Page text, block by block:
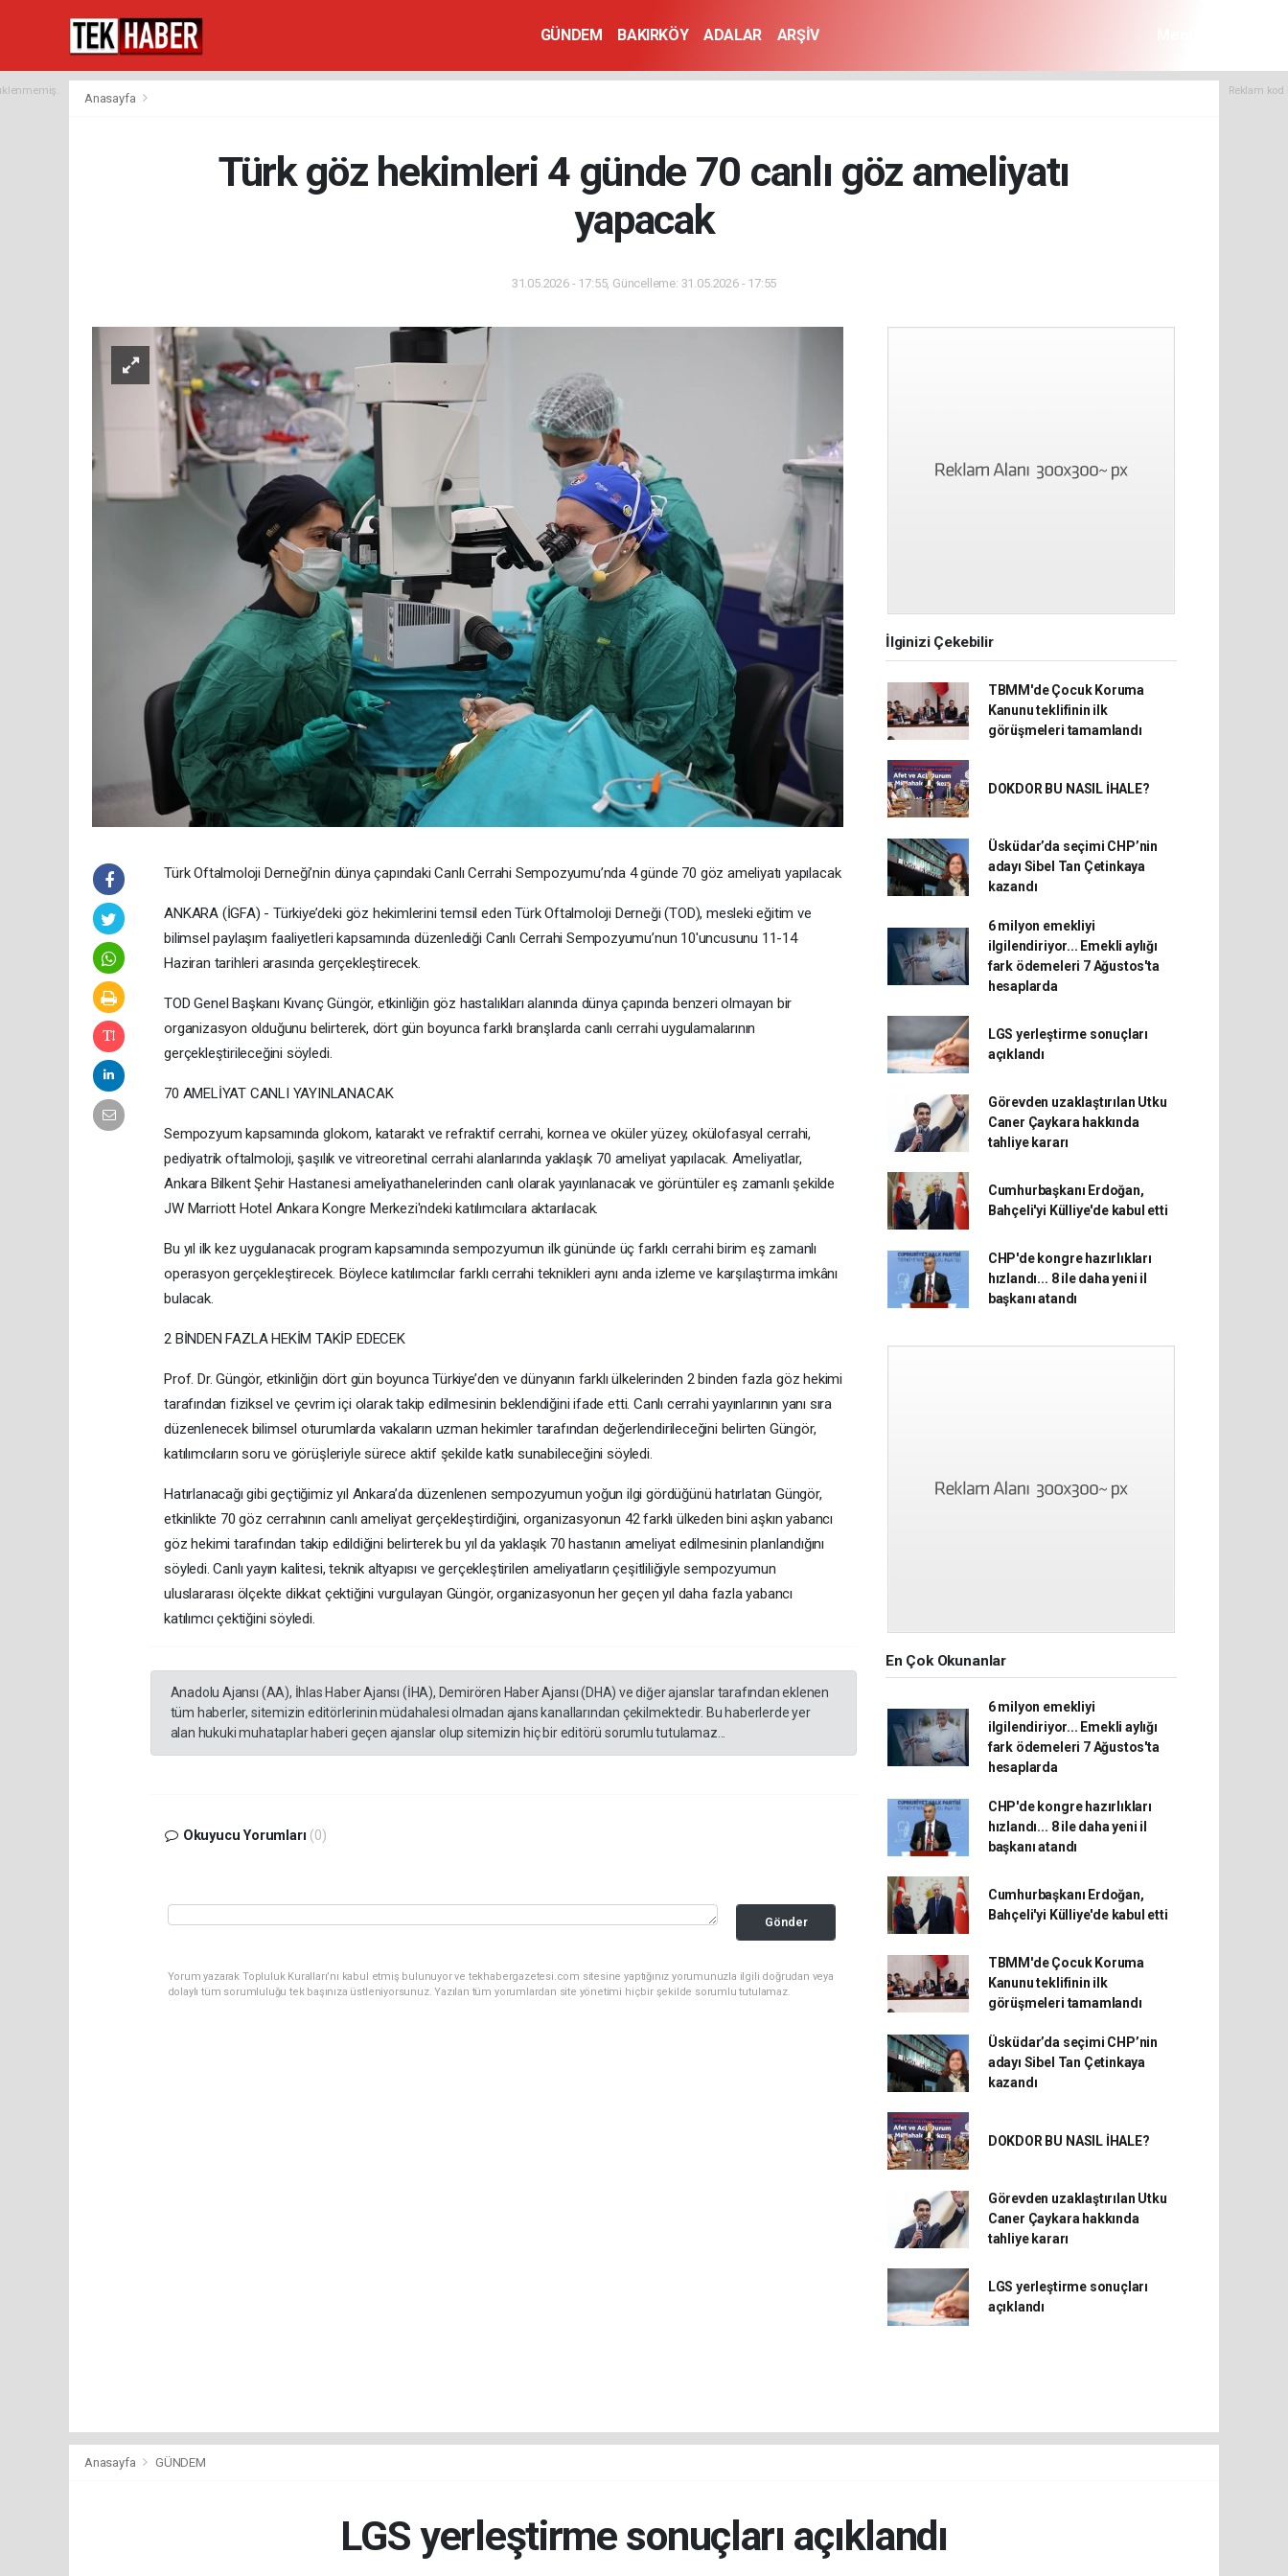
GÜNDEM BAKIRKÖY ADALAR ARŞİV
Reklam
Anasayfa
Türk göz hekimleri 4 günde 70 canlı göz ameliyatı
yapacak
31.05.2026 - 17:55, Güncelleme: 31.05.2026 - 17:55
Türk Oftalmoloji Derneği’nin dünya çapındaki Canlı Cerrahi Sempozyumu’nda 4 günde 70 göz ameliyatı yapılacak
ANKARA (İGFA) - Türkiye’deki göz hekimlerini temsil eden Türk Oftalmoloji Derneği (TOD), mesleki eğitim ve
bilimsel paylaşım faaliyetleri kapsamında düzenlediği Canlı Cerrahi Sempozyumu’nun 10'uncusunu 11-14
Haziran tarihleri arasında gerçekleştirecek.
TOD Genel Başkanı Kıvanç Güngör, etkinliğin göz hastalıkları alanında dünya çapında benzeri olmayan bir
organizasyon olduğunu belirterek, dört gün boyunca farklı branşlarda canlı cerrahi uygulamalarının
gerçekleştirileceğini söyledi.
70 AMELİYAT CANLI YAYINLANACAK
Sempozyum kapsamında glokom, katarakt ve refraktif cerrahi, kornea ve oküler yüzey, okülofasyal cerrahi,
pediyatrik oftalmoloji, şaşılık ve vitreoretinal cerrahi alanlarında yaklaşık 70 ameliyat yapılacak. Ameliyatlar,
Ankara Bilkent Şehir Hastanesi ameliyathanelerinden canlı olarak yayınlanacak ve görüntüler eş zamanlı şekilde
JW Marriott Hotel Ankara Kongre Merkezi'ndeki katılımcılara aktarılacak.
Bu yıl ilk kez uygulanacak program kapsamında sempozyumun ilk gününde üç farklı cerrahi birim eş zamanlı
operasyon gerçekleştirecek. Böylece katılımcılar farklı cerrahi teknikleri aynı anda izleme ve karşılaştırma imkânı
bulacak.
2 BİNDEN FAZLA HEKİM TAKİP EDECEK
Prof. Dr. Güngör, etkinliğin dört gün boyunca Türkiye’den ve dünyanın farklı ülkelerinden 2 binden fazla göz hekimi
tarafından fiziksel ve çevrim içi olarak takip edilmesinin beklendiğini ifade etti. Canlı cerrahi yayınlarının yanı sıra
düzenlenecek bilimsel oturumlarda vakaların uzman hekimler tarafından değerlendirileceğini belirten Güngör,
katılımcıların soru ve görüşleriyle sürece aktif şekilde katkı sunabileceğini söyledi.
Hatırlanacağı gibi geçtiğimiz yıl Ankara’da düzenlenen sempozyumun yoğun ilgi gördüğünü hatırlatan Güngör,
etkinlikte 70 göz cerrahının canlı ameliyat gerçekleştirdiğini, organizasyonun 42 farklı ülkeden bini aşkın yabancı
göz hekimi tarafından takip edildiğini belirterek bu yıl da yaklaşık 70 hastanın ameliyat edilmesinin planlandığını
söyledi. Canlı yayın kalitesi, teknik altyapısı ve gerçekleştirilen ameliyatların çeşitliliğiyle sempozyumun
uluslararası ölçekte dikkat çektiğini vurgulayan Güngör, organizasyonun her geçen yıl daha fazla yabancı
katılımcı çektiğini söyledi.
Anadolu Ajansı (AA), İhlas Haber Ajansı (İHA), Demirören Haber Ajansı (DHA) ve diğer ajanslar tarafından eklenen
tüm haberler, sitemizin editörlerinin müdahalesi olmadan ajans kanallarından çekilmektedir. Bu haberlerde yer
alan hukuki muhataplar haberi geçen ajanslar olup sitemizin hiç bir editörü sorumlu tutulamaz...
Okuyucu Yorumları (0)
Gönder
Yorum yazarak Topluluk Kuralları’nı kabul etmiş bulunuyor ve tekhabergazetesi.com sitesine yaptığınız yorumunuzla ilgili doğrudan veya
dolaylı tüm sorumluluğu tek başınıza üstleniyorsunuz. Yazılan tüm yorumlardan site yönetimi hiçbir şekilde sorumlu tutulamaz.
İlginizi Çekebilir
TBMM'de Çocuk Koruma
Kanunu teklifinin ilk
görüşmeleri tamamlandı
DOKDOR BU NASIL İHALE?
Üsküdar’da seçimi CHP’nin
adayı Sibel Tan Çetinkaya
kazandı
6 milyon emekliyi
ilgilendiriyor... Emekli aylığı
fark ödemeleri 7 Ağustos'ta
hesaplarda
LGS yerleştirme sonuçları
açıklandı
Görevden uzaklaştırılan Utku
Caner Çaykara hakkında
tahliye kararı
Cumhurbaşkanı Erdoğan,
Bahçeli'yi Külliye'de kabul etti
CHP'de kongre hazırlıkları
hızlandı... 8 ile daha yeni il
başkanı atandı
En Çok Okunanlar
6 milyon emekliyi
ilgilendiriyor... Emekli aylığı
fark ödemeleri 7 Ağustos'ta
hesaplarda
CHP'de kongre hazırlıkları
hızlandı... 8 ile daha yeni il
başkanı atandı
Cumhurbaşkanı Erdoğan,
Bahçeli'yi Külliye'de kabul etti
TBMM'de Çocuk Koruma
Kanunu teklifinin ilk
görüşmeleri tamamlandı
Üsküdar’da seçimi CHP’nin
adayı Sibel Tan Çetinkaya
kazandı
DOKDOR BU NASIL İHALE?
Görevden uzaklaştırılan Utku
Caner Çaykara hakkında
tahliye kararı
LGS yerleştirme sonuçları
açıklandı
Anasayfa GÜNDEM
LGS yerleştirme sonuçları açıklandı